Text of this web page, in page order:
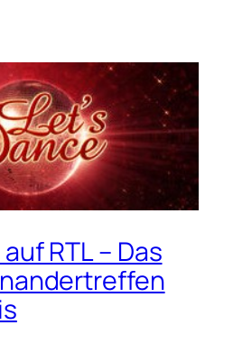
RTL – Das